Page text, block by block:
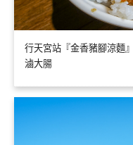
行天宮站『金香豬腳涼麵
滷大腸